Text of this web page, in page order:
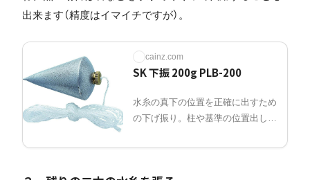
出来ます（精度はイマイチですが）。
cainz.com
SK 下振 200g PLB-200
水糸の真下の位置を正確に出すため
の下げ振り。柱や基準の位置出し